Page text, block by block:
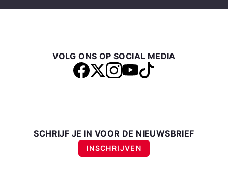
VOLG ONS OP SOCIAL MEDIA
SCHRIJF JE IN VOOR DE NIEUWSBRIEF
INSCHRIJVEN